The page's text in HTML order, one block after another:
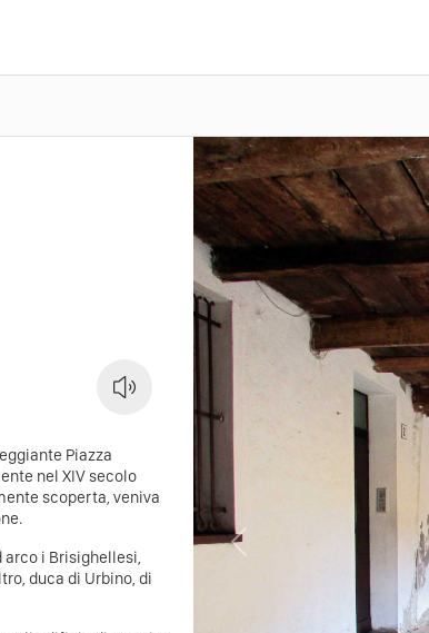
Piazza
nel XIV secolo
scoperta, veniva
i Brisighellesi,
duca di Urbino, di
Previous